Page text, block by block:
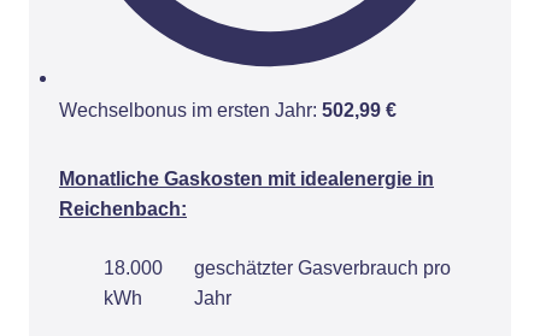
Wechselbonus im ersten Jahr: 502,99 €
Monatliche Gaskosten mit idealenergie in
Reichenbach:
18.000
kWh
geschätzter Gasverbrauch pro
Jahr